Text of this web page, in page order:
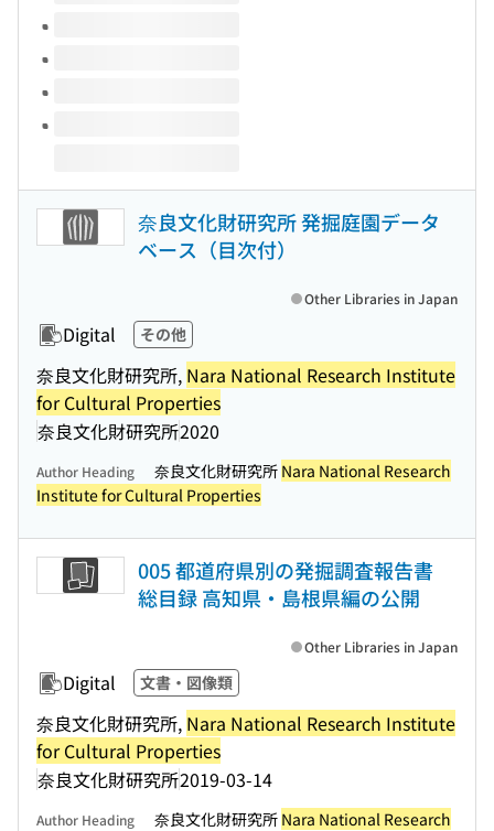
奈良文化財研究所 発掘庭園データ
ベース（目次付）
Digital その他
奈良文化財研究所, Nara National Research Institute
for Cultural Properties
奈良文化財研究所2020
Other Libraries in Japan
Author Heading 奈良文化財研究所 Nara National Research
Institute for Cultural Properties
005 都道府県別の発掘調査報告書
総目録 高知県・島根県編の公開
Digital 文書・図像類
奈良文化財研究所, Nara National Research Institute
for Cultural Properties
奈良文化財研究所2019-03-14
Other Libraries in Japan
Author Heading 奈良文化財研究所 Nara National Research